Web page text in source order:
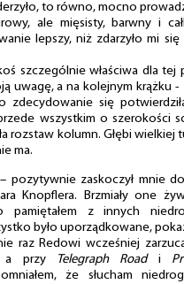
to równo, mocno
ale mięsisty, barwny i
lepszy, niż zdarzyło mi
szczególnie właściwa dla tej
uwagę, a na kolejnym krążku -
zdecydowanie się
wszystkim o szerokości
rozstaw kolumn. Głębi wielkiej
ma.
pozytywnie zaskoczył mnie
Knopflera. Brzmiały one
z innych
było uporządkowane,
raz Redowi wcześniej
a przy
Telegraph Roadi
że słucham